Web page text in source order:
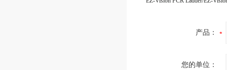
产品：
您的单位：